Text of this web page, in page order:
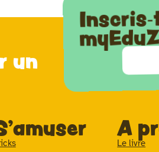
un
A
Le livre